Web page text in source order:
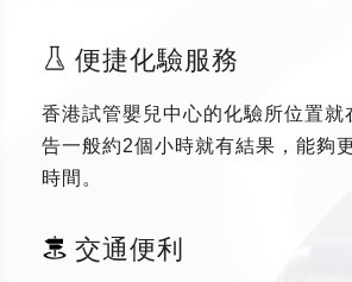
便捷化驗服務
香港試管嬰兒中心的化驗所位置就
告一般約2個小時就有結果，能夠
時間。
交通便利